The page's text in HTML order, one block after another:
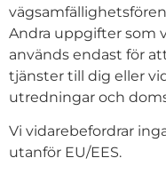
Andra uppgifter som
används endast för
tjänster till dig eller
utredningar och
Vi vidarebefordrar
utanför EU/EES.